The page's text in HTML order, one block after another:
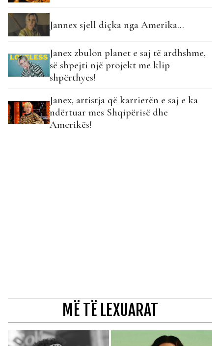
Jannex sjell diçka nga Amerika...
Janex zbulon planet e saj të ardhshme,
së shpejti një projekt me klip
shpërthyes!
Janex, artistja që karrierën e saj e ka
ndërtuar mes Shqipërisë dhe
Amerikës!
MË TË LEXUARAT